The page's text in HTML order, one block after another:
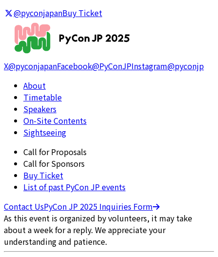
@pyconjapanBuy Ticket
X@pyconjapanFacebook@PyConJPInstagram@pyconjp
About
Timetable
Speakers
On-Site Contents
Sightseeing
Call for Proposals
Call for Sponsors
Buy Ticket
List of past PyCon JP events
Contact UsPyCon JP 2025 Inquiries Form
As this event is organized by volunteers, it may take
about a week for a reply. We appreciate your
understanding and patience.